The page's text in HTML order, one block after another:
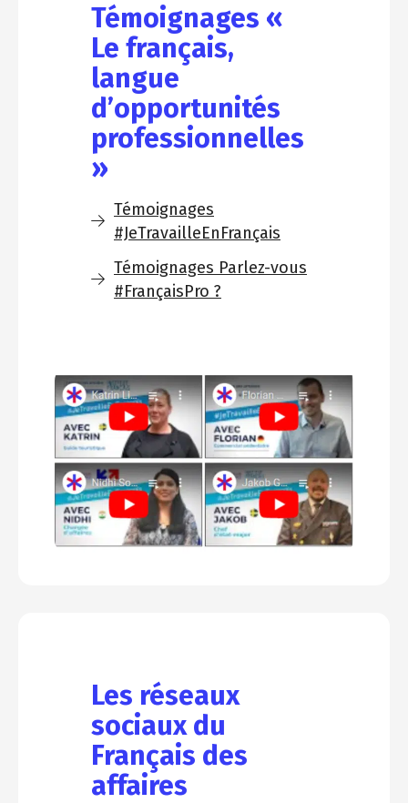
Témoignages «
Le français,
langue
d’opportunités
professionnelles
»
Témoignages
#JeTravailleEnFrançais
Témoignages Parlez-vous
#FrançaisPro ?
Les réseaux
sociaux du
Français des
affaires